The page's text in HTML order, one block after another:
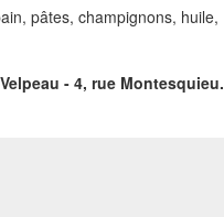
pâtes, champignons, huile,
- 4, rue Montesquieu.